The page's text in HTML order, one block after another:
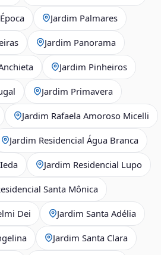
Jardim Palmares
Jardim Panorama
Jardim Pinheiros
Jardim Primavera
Jardim Rafaela Amoroso Micelli
Jardim Residencial Água Branca
Jardim Residencial Lupo
Santa Mônica
Dei Jardim Santa Adélia
Jardim Santa Clara